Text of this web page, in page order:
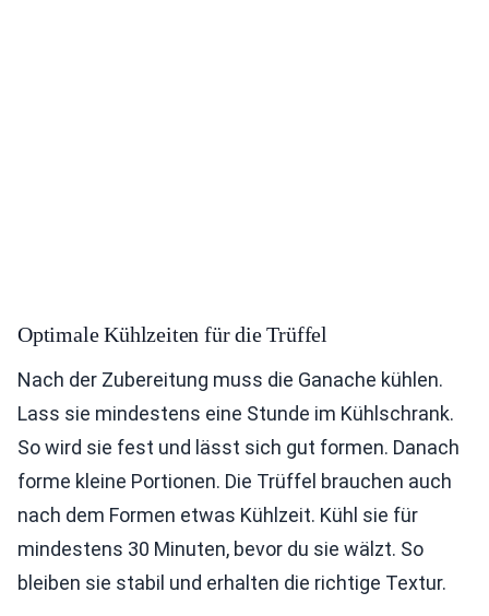
Optimale Kühlzeiten für die Trüffel
Nach der Zubereitung muss die Ganache kühlen.
Lass sie mindestens eine Stunde im Kühlschrank.
So wird sie fest und lässt sich gut formen. Danach
forme kleine Portionen. Die Trüffel brauchen auch
nach dem Formen etwas Kühlzeit. Kühl sie für
mindestens 30 Minuten, bevor du sie wälzt. So
bleiben sie stabil und erhalten die richtige Textur.